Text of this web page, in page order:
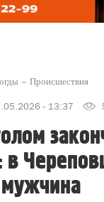
Происшествия
- 13:37
в